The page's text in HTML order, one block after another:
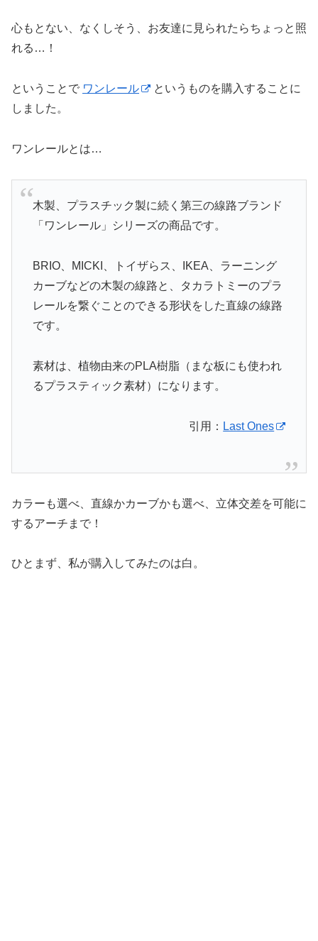
心もとない、なくしそう、お友達に見られたらちょっと照
れる…！
ということで ワンレール
というものを購入することに
しました。
ワンレールとは…
木製、プラスチック製に続く第三の線路ブランド
「ワンレール」シリーズの商品です。
BRIO、MICKI、トイザらス、IKEA、ラーニング
カーブなどの木製の線路と、タカラトミーのプラ
レールを繋ぐことのできる形状をした直線の線路
です。
素材は、植物由来のPLA樹脂（まな板にも使われ
るプラスティック素材）になります。
引用： Last Ones
カラーも選べ、直線かカーブかも選べ、立体交差を可能に
するアーチまで！
ひとまず、私が購入してみたのは白。